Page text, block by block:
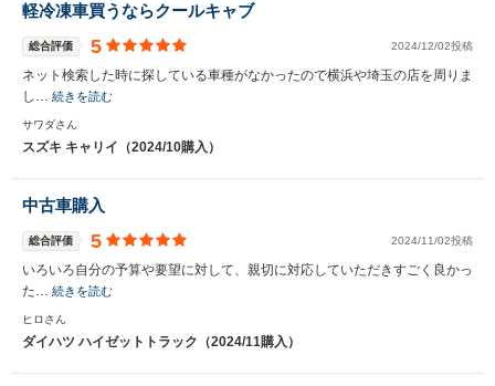
軽冷凍車買うならクールキャブ
総合評価 5 2024/12/02投稿
ネット検索した時に探している車種がなかったので横浜や埼玉の店を周りま
し… 続きを読む
サワダさん
スズキ キャリイ（2024/10購入）
中古車購入
総合評価 5 2024/11/02投稿
いろいろ自分の予算や要望に対して、親切に対応していただきすごく良かっ
た… 続きを読む
ヒロさん
ダイハツ ハイゼットトラック（2024/11購入）